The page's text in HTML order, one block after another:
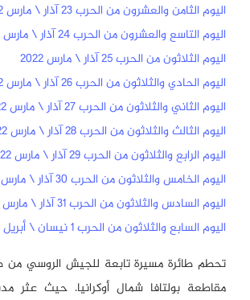
اليوم الثامن والعشرون من الحرب 23 آذار \ مارس 2022
اليوم التاسع والعشرون من الحرب 24 آذار \ مارس 2022
اليوم الثلاثون من الحرب 25 آذار \ مارس 2022
اليوم الحادي والثلاثون من الحرب 26 آذار \ مارس 2022
اليوم الثاني والثلاثون من الحرب 27 آذار \ مارس 2022
اليوم الثالث والثلاثون من الحرب 28 آذار \ مارس 2022
اليوم الرابع والثلاثون من الحرب 29 آذار \ مارس 2022
اليوم الخامس والثلاثون من الحرب 30 آذار \ مارس 2022
اليوم السادس والثلاثون من الحرب 31 آذار \ مارس 2022
اليوم السابع والثلاثون من الحرب 1 نيسان \ أبريل 2022
مقاطعة بولتافا شمال أوكرانيا. حيث عثر